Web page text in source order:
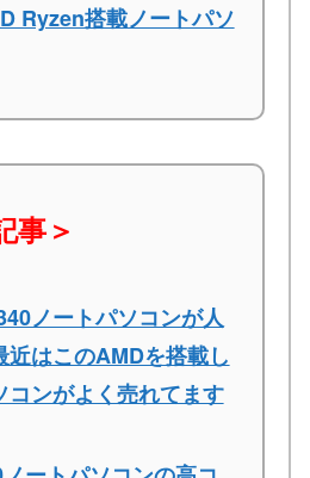
Ryzen搭載ノートパソ
事＞
ノートパソコンが人
近はこのAMDを搭載し
コンがよく売れてます